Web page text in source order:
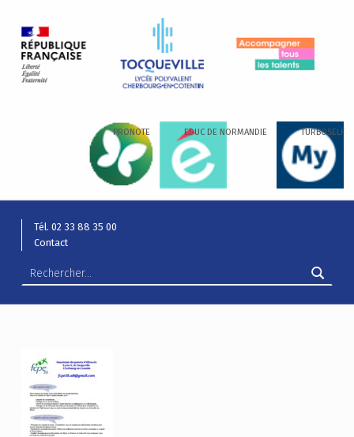
PRONOTE EDUC DE NORMANDIE TURBOSELF
Tél. 02 33 88 35 00
Contact